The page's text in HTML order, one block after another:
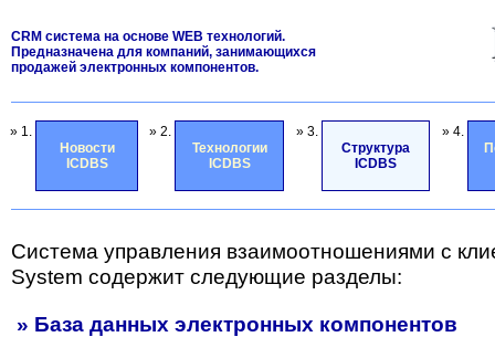
CRM система на основе WEB технологий.
Предназначена для компаний, занимающихся
продажей электронных компонентов.
» 1.
Новости
ICDBS
» 2.
Технологии
ICDBS
» 3.
Структура
ICDBS
» 4.
Система управления взаимоотношениями с
System содержит следующие разделы:
» База данных электронных компонентов